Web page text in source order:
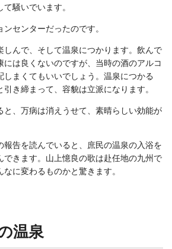
騒いでいます。
センターだったのです。
んで、そして温泉につかります。飲んで
には良くないのですが、当時の酒のアルコ
しまくてもいいでしょう。温泉につかる
き締まって、容貌は立派になります。
、万病は消えうせて、素晴らしい効能が
告を読んでいると、庶民の温泉の入浴を
できます。山上憶良の歌は赴任地の九州で
に変わるものかと驚きます。
温泉